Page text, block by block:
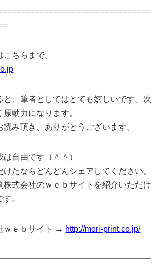
ちらまで。
と、筆者としてはとても嬉しいです。次
動力になります。
み頂き、ありがとうございます。
自由です（＾＾）
たならどんどんシェアしてください。
株式会社のｗｅｂサイトを紹介いただけ
。
ｗｅｂサイト → http://mori-print.co.jp/